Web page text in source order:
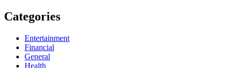
Categories
Entertainment
Financial
General
Health